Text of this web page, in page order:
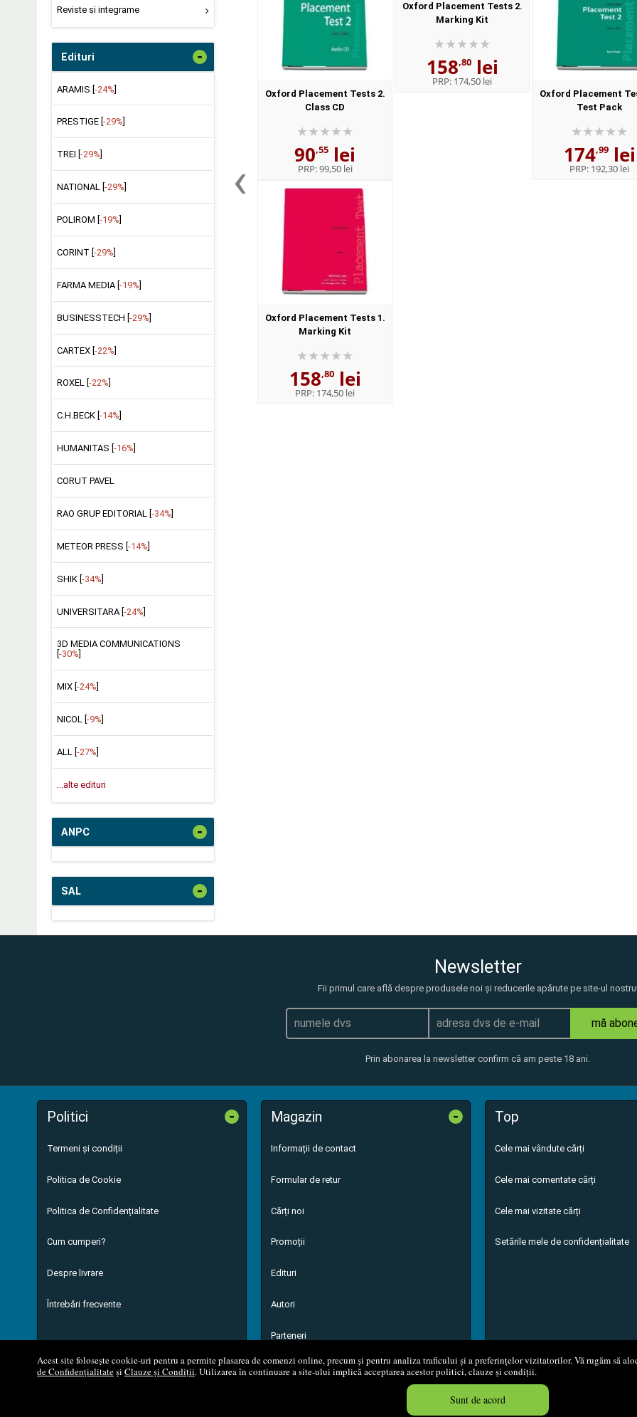
Acest site folosește cookie-uri pentru a permite plasarea de comenzi online, precum și pentru analiza traficului și a preferințelor vizitatorilor. Vă rugăm să
de Confidențialitateși Clauze și Condiții. Utilizarea în continuare a site-ului implică acceptarea acestor politici, clauze și condiții.
Sunt de acord
Reviste si integrame
Edituri -
ARAMIS [-24%]
PRESTIGE [ -29%
TREI [ -29%
NATIONAL [ -29%
POLIROM [ -19%
CORINT [ -29%
FARMA MEDIA [ -19%
BUSINESSTECH [-29%]
CARTEX [-22%]
ROXEL [ -22%
C.H.BECK [ -14%
HUMANITAS [ -16%
CORUT PAVEL
RAO GRUP EDITORIAL [ -34%
METEOR PRESS [ -14%
SHIK [-34%]
UNIVERSITARA [-24%]
3D MEDIA COMMUNICATIONS
-30%
MIX [ -24%
NICOL [ -9%
ALL [ -27%
...alte edituri
ANPC -
SAL -
‹
Oxford Placement Tests 2.
Class CD
90,55 lei
PRP:99,50 lei
Oxford Placement Tests 2.
Marking Kit
158,80lei
PRP: 174,50 lei
Oxford Placement
Test Pack
174,99lei
PRP: 192,30 lei
Oxford Placement Tests 1.
Marking Kit
158,80lei
PRP: 174,50 lei
Newsletter
Fii primul care află despre produsele noi și reducerile apărute pe site-ul
mă
Prin abonarea la newsletter confirm că am peste 18 ani.
Politici -
Termeni și condiții
Politica de Cookie
Politica de Confidențialitate
Cum cumperi?
Despre livrare
Întrebări frecvente
Magazin -
Informații de contact
Formular de retur
Cărți noi
Promoții
Edituri
Autori
Parteneri
Top
Cele mai vândute cărți
Cele mai comentate cărți
Cele mai vizitate cărți
Setările mele de confidențialitate
© 2008 - 2026 S.C. M.G. Net Distribution S.R.L. Magazin online
Created in 0.0509 sec